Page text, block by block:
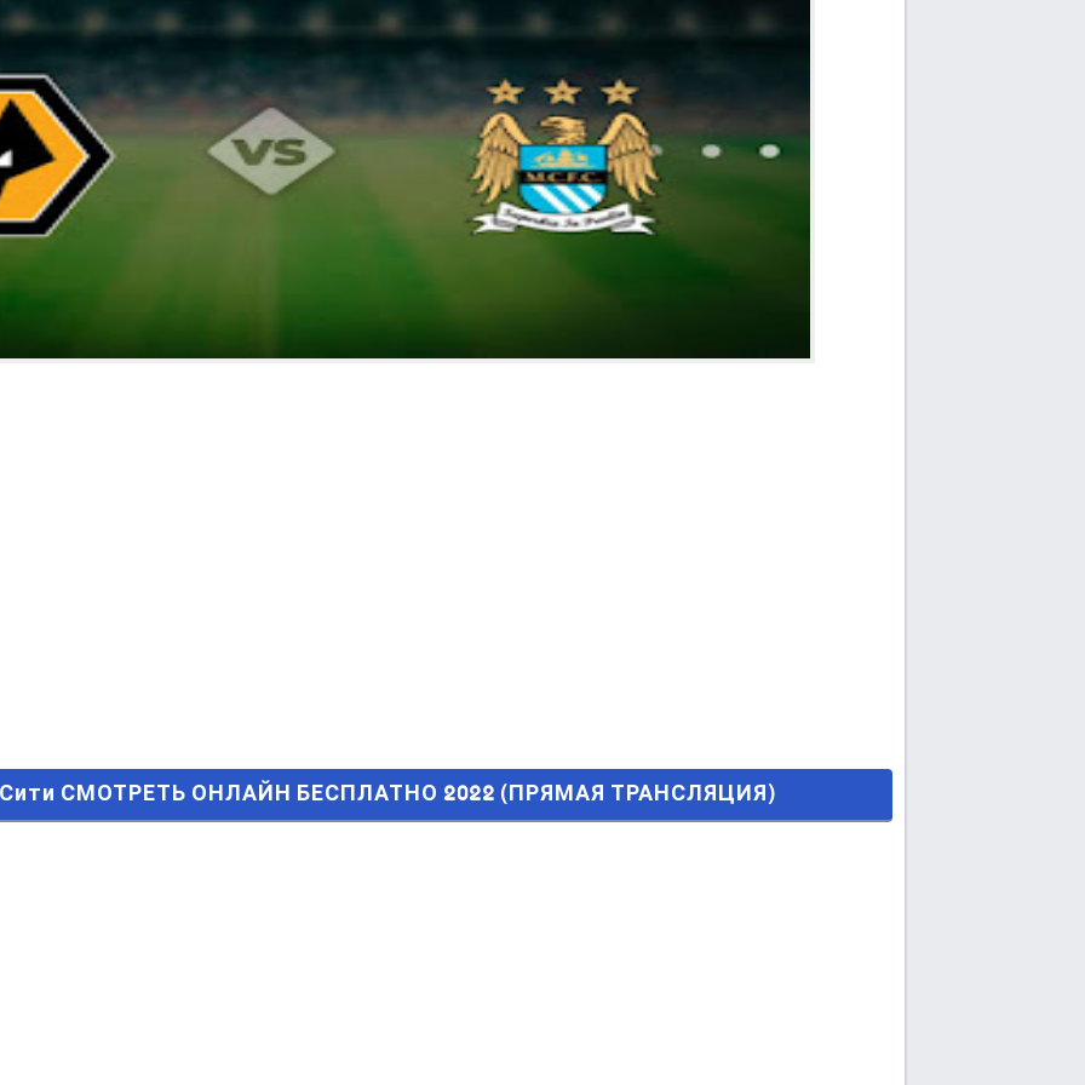
СМОТРЕТЬ ОНЛАЙН БЕСПЛАТНО 2022 (ПРЯМАЯ ТРАНСЛЯЦИЯ)
Сити СМОТРЕТЬ ОНЛАЙН БЕСПЛАТНО 2022 (ПРЯМАЯ ТРАНСЛЯЦИЯ)